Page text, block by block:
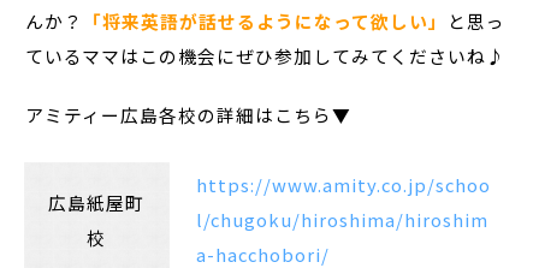
んか？
「将来英語が話せるようになって欲しい」
と思っ
ているママはこの機会にぜひ参加してみてくださいね♪
アミティー広島各校の詳細はこちら▼
広島紙屋町
校
https://www.amity.co.jp/schoo
l/chugoku/hiroshima/hiroshim
a-hacchobori/